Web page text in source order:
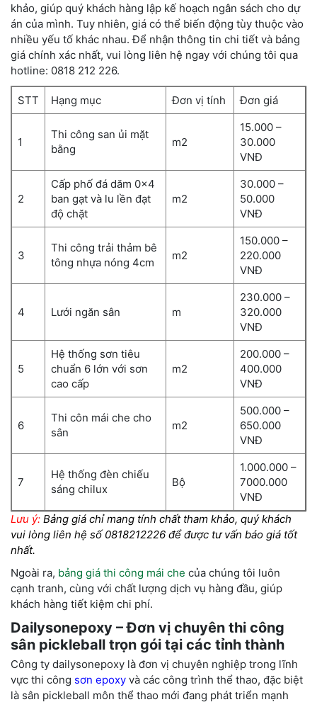
khảo, giúp quý khách hàng lập kế hoạch ngân sách cho dự
án của mình. Tuy nhiên, giá có thể biến động tùy thuộc vào
nhiều yếu tố khác nhau. Để nhận thông tin chi tiết và bảng
giá chính xác nhất, vui lòng liên hệ ngay với chúng tôi qua
hotline: 0818 212 226.
STT Hạng mục Đơn vị tính Đơn giá
1
Thi công san ủi mặt
bằng
m2
15.000 –
30.000
VNĐ
2
Cấp phố đá dăm 0x4
ban gạt và lu lền đạt
độ chặt
m2
30.000 –
50.000
VNĐ
3
Thi công trải thảm bê
tông nhựa nóng 4cm
m2
150.000 –
220.000
VNĐ
4 Lưới ngăn sân m
230.000 –
320.000
VNĐ
5
Hệ thống sơn tiêu
chuẩn 6 lớn với sơn
cao cấp
m2
200.000 –
400.000
VNĐ
6
Thi côn mái che cho
sân
m2
500.000 –
650.000
VNĐ
7
Hệ thống đèn chiếu
sáng chilux
Bộ
1.000.000 –
7000.000
VNĐ
Lưu ý: Bảng giá chỉ mang tính chất tham khảo, quý khách
vui lòng liên hệ số 0818212226 để được tư vấn báo giá tốt
nhất.
Ngoài ra, bảng giá thi công mái che của chúng tôi luôn
cạnh tranh, cùng với chất lượng dịch vụ hàng đầu, giúp
khách hàng tiết kiệm chi phí.
Dailysonepoxy – Đơn vị chuyên thi công
sân pickleball trọn gói tại các tỉnh thành
Công ty dailysonepoxy là đơn vị chuyên nghiệp trong lĩnh
vực thi công sơn epoxy và các công trình thể thao, đặc biệt
là sân pickleball môn thể thao mới đang phát triển mạnh